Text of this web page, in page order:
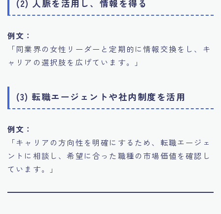
(2) 人脈を活用し、情報を得る
例文：
「同業界の女性リーダーと定期的に情報交換をし、キ
ャリアの選択肢を広げています。」
(3) 転職エージェントや社内制度を活用
例文：
「キャリアの方向性を明確にするため、転職エージェ
ントに相談し、希望に合った職種の市場価値を確認し
ています。」